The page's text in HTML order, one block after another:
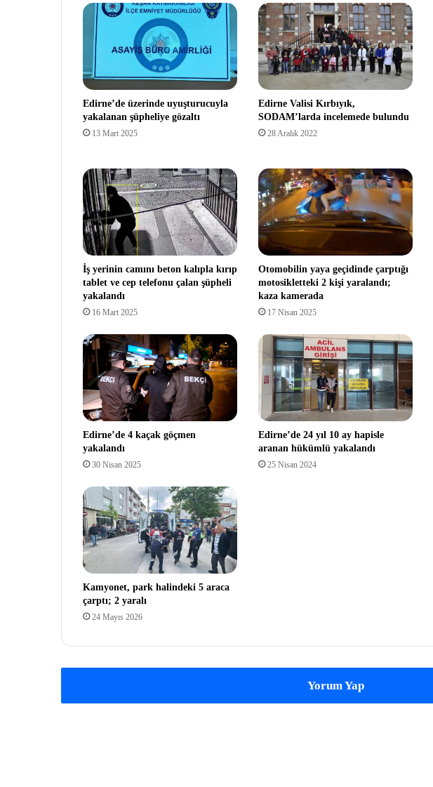
Edirne’de üzerinde uyuşturucuyla
yakalanan şüpheliye gözaltı
13 Mart 2025
Edirne Valisi Kırbıyık,
SODAM’larda incelemede bulundu
28 Aralık 2022
İş yerinin camını beton kalıpla kırıp
tablet ve cep telefonu çalan şüpheli
yakalandı
16 Mart 2025
Otomobilin yaya geçidinde çarptığı
motosikletteki 2 kişi yaralandı;
kaza kamerada
17 Nisan 2025
Edirne’de 4 kaçak göçmen
yakalandı
30 Nisan 2025
Edirne’de 24 yıl 10 ay hapisle
aranan hükümlü yakalandı
25 Nisan 2024
Kamyonet, park halindeki 5 araca
çarptı; 2 yaralı
24 Mayıs 2026
Yorum Yap